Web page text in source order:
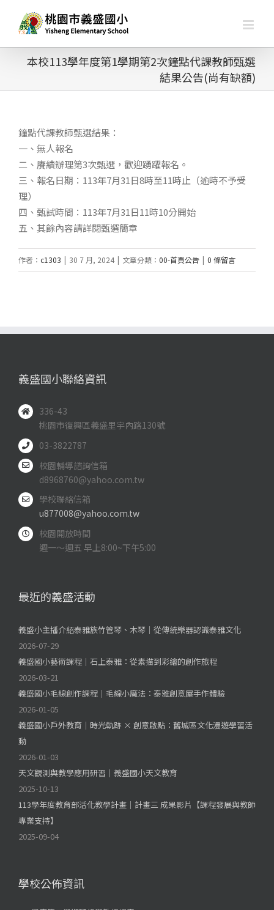
本校113學年度第1學期第2次鐘點代課教師甄選
結果公告(尚有缺額)
鐘點代課教師甄選結果：
一、無人報名
二、賡續辦理第3次甄選，歡迎踴躍報名。
三、報名日期：113年7月31日8時至11時止（逾時不予受
理）
四、甄試時間：113年7月31日11時10分開始
五、其餘內容請詳閱甄選簡章
作者： c1303 | 30 7 月, 2024 | 文章分類： 00-首頁公告 | 0 條留言
義盛國小聯絡資訊
336-43
桃園市復興區義盛里宇內路130號
03-3822787
校園輔導諮詢信箱
d8968760@yahoo.com.tw
學校聯絡信箱
u877008@yahoo.com.tw
校園開放時間
週一～週五 早上8:00~下午5:00
最近的義盛活動
義盛小主播介紹泰雅族竹管琴、木琴｜從傳統樂器認識泰雅文化
2026-07-29
義盛國小藝術課程｜石上泰雅：從素描到彩繪的創作旅程
2026-03-21
義盛國小毛線創作課程｜毛線小魔法：泰雅創意屋手作體驗
2026-01-05
義盛國小戶外教育｜時光軌跡 × 創意啟點：舊城區文化漫遊學習活
動
2026-01-03
天文觀測與教學應用研習｜義盛國小天文教育
2025-10-13
113學年度教育部活化教學計畫｜計畫三 成果影片【課程發展與教師
專業支持】
2025-09-04
學校公佈資訊